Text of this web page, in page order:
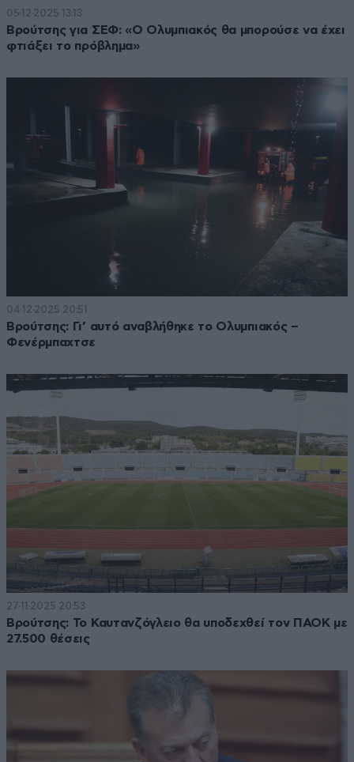
05·12·2025 13:13
Βρούτσης για ΣΕΦ: «Ο Ολυμπιακός θα μπορούσε να έχει
φτιάξει το πρόβλημα»
04·12·2025 20:51
Βρούτσης: Γι’ αυτό αναβλήθηκε το Ολυμπιακός –
Φενέρμπαχτσε
27·11·2025 20:53
Βρούτσης: Το Καυτανζόγλειο θα υποδεχθεί τον ΠΑΟΚ με
27.500 θέσεις